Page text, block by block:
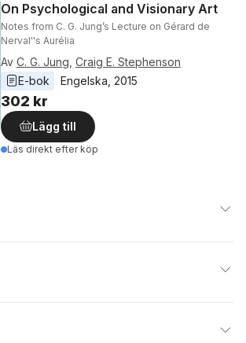
On Psychological and Visionary Art
Notes from C. G. Jung’s Lecture on Gérard de
Nerval''s Aurélia
Av C. G. Jung Craig E. Stephenson
E-bok
Engelska 2015
302 kr
Lägg till
Läs direkt efter köp